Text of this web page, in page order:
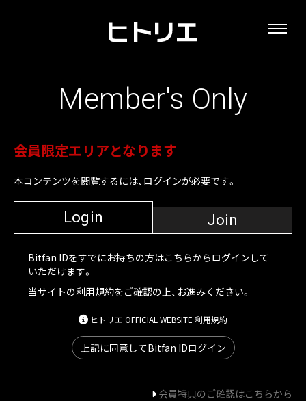
Member's Only
会員限定エリアとなります
本コンテンツを閲覧するには、ログインが必要です。
Login Join
Bitfan IDをすでにお持ちの方はこちらからログインして
いただけます。
当サイトの利用規約をご確認の上、お進みください。
ヒトリエ OFFICIAL WEBSITE 利用規約
上記に同意してBitfan IDログイン
会員特典のご確認はこちらから